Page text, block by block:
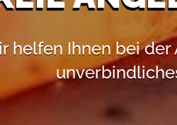
helfen Ihnen bei